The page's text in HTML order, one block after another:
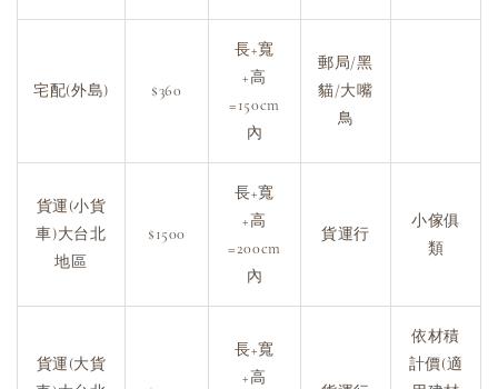
宅配(外島) $360
長+寬
+高
=150cm
內
郵局/黑
貓/大嘴
鳥
貨運(小貨
車)大台北
地區
$1500
長+寬
+高
=200cm
內
貨運行
小傢俱
類
貨運(大貨
長+寬
+高
依材積
計價(適